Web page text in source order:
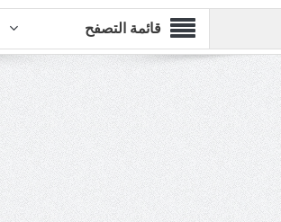
قائمة التصفح